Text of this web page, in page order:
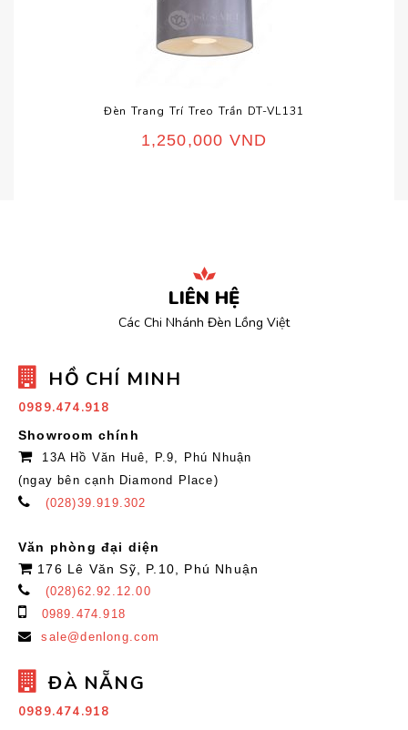
Đèn Trang Trí Treo Trần DT-VL131
1,250,000 VND
LIÊN HỆ
Các Chi Nhánh Đèn Lồng Việt
HỒ CHÍ MINH
0989.474.918
Showroom chính
13A Hồ Văn Huê, P.9, Phú Nhuận
(ngay bên cạnh Diamond Place)
(028)39.919.302
Văn phòng đại diện
176 Lê Văn Sỹ, P.10, Phú Nhuận
(028)62.92.12.00
0989.474.918
sale@denlong.com
ĐÀ NẴNG
0989.474.918